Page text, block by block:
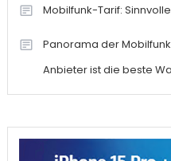
Mobilfunk-Tarif:
Panorama der
Anbieter ist die beste